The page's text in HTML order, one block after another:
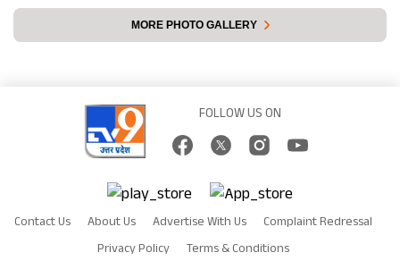
MORE PHOTO GALLERY
FOLLOW US ON
Contact Us About Us Advertise With Us
Complaint Redressal
Privacy Policy
Terms & Conditions